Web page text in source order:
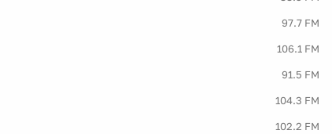
97.7 FM
106.1 FM
91.5 FM
104.3 FM
102.2 FM